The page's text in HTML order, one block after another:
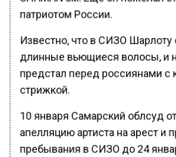
патриотом России.
Известно, что в СИЗО Шарлоту
длинные вьющиеся волосы, и
предстал перед россиянами с
стрижкой.
10 января Самарский облсуд
апелляцию артиста на арест и
пребывания в СИЗО до 24